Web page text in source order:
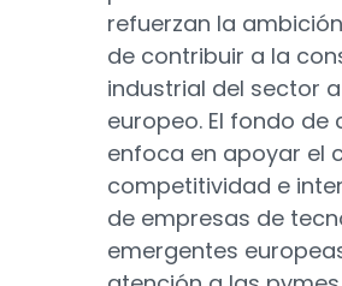
refuerzan la
de contribuir a la
industrial del sector
europeo. El fondo
enfoca en apoyar el
competitividad e
de empresas de
emergentes